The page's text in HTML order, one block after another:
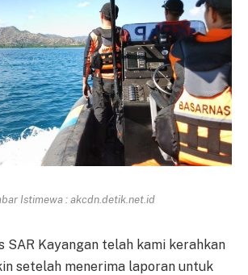
Istimewa : akcdn.detik.net.id
SAR Kayangan telah kami kerahkan
setelah menerima laporan untuk